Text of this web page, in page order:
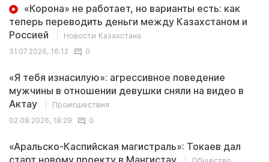
«Корона» не работает, но варианты есть: как
теперь переводить деньги между Казахстаном и
Россией
Новости Казахстана
31.07.2026, 16:12
0
«Я тебя изнасилую»: агрессивное поведение
мужчины в отношении девушки сняли на видео в
Актау
Происшествия
02.08.2026, 18:29
0
«Аральско-Каспийская магистраль»: Токаев дал
старт новому проекту в Мангистау